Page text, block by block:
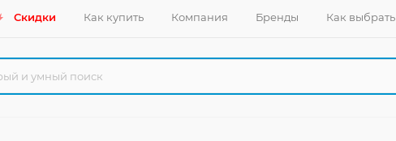
Скидки Как купить Компания Бренды Как выбрать